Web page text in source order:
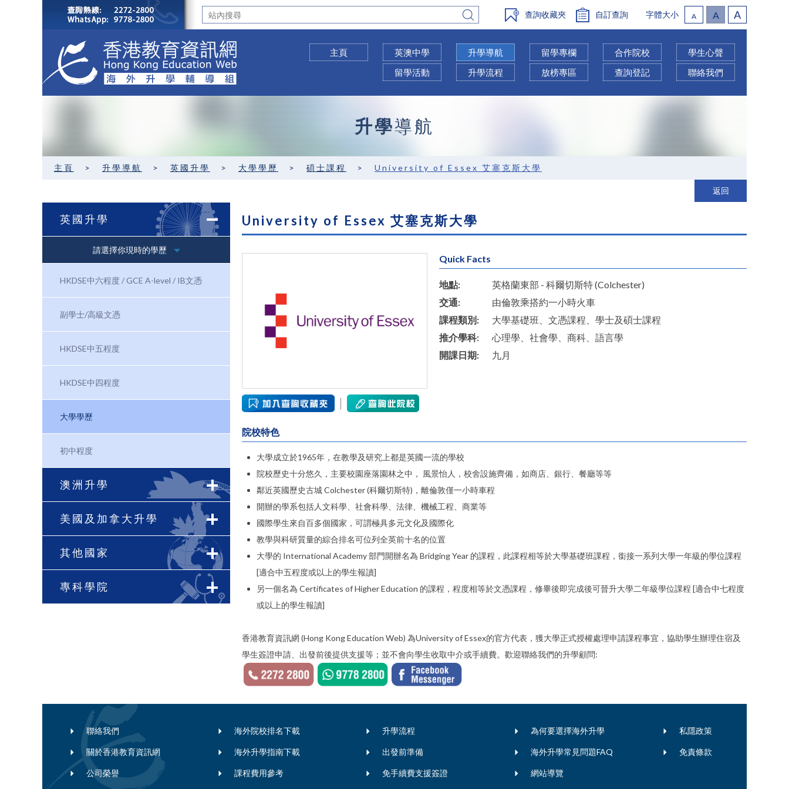
查詢收藏夾 自訂查詢 字體大小 A A A
升學導航
主頁 > 升學導航 > 英國升學 > 大學學歷 > 碩士課程 > University of Essex 艾塞克斯大學
返回
英國升學
請選擇你現時的學歷
HKDSE中六程度 / GCE A-level / IB文憑
副學士/高級文憑
HKDSE中五程度
HKDSE中四程度
大學學歷
初中程度
澳洲升學
美國及加拿大升學
其他國家
專科學院
University of Essex 艾塞克斯大學
Quick Facts
地點:
英格蘭東部 - 科爾切斯特 (Colchester)
交通:
由倫敦乘搭約一小時火車
課程類別:
大學基礎班、文憑課程、學士及碩士課程
推介學科:
心理學、社會學、商科、語言學
開課日期:
九月
院校特色
大學成立於1965年，在教學及研究上都是英國一流的學校
院校歷史十分悠久，主要校園座落園林之中， 風景怡人，校舍設施齊備，如商店、銀行、餐廳等等
鄰近英國歷史古城 Colchester (科爾切斯特)，離倫敦僅一小時車程
開辦的學系包括人文科學、社會科學、法律、機械工程、商業等
國際學生來自百多個國家，可謂極具多元文化及國際化
教學與科研質量的綜合排名可位列全英前十名的位置
大學的 International Academy 部門開辦名為 Bridging Year 的課程，此課程相等於大學基礎班課程，銜接一系列大學一年級的學位課程
[適合中五程度或以上的學生報讀]
另一個名為 Certificates of Higher Education 的課程，程度相等於文憑課程，修畢後即完成後可晉升大學二年級學位課程 [適合中七程度
或以上的學生報讀]
香港教育資訊網 (Hong Kong Education Web) 為University of Essex的官方代表，獲大學正式授權處理申請課程事宜，協助學生辦理住宿及
學生簽證申請、出發前後提供支援等；並不會向學生收取中介或手續費。歡迎聯絡我們的升學顧問:
聯絡我們
關於香港教育資訊網
公司榮譽
海外院校排名下載
海外升學指南下載
課程費用參考
升學流程
出發前準備
免手續費支援簽證
為何要選擇海外升學
海外升學常見問題FAQ
網站導覽
私隱政策
免責條款
主頁 英澳中學 升學導航 留學專欄 合作院校
學生心聲
留學活動
升學流程 放榜專區 查詢登記 聯絡我們